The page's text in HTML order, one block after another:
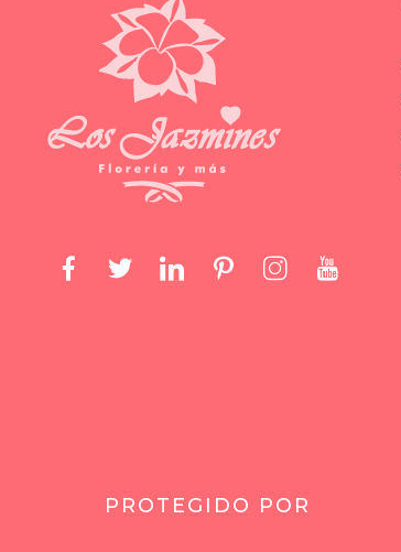
PROTEGIDO POR